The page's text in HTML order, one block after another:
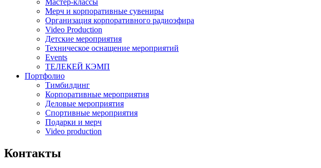
Мастер-классы
Мерч и корпоративные сувениры
Организация корпоративного радиоэфира
Video Production
Детские мероприятия
Техническое оснащение мероприятий
Events
ТЕЛЕКЕЙ КЭМП
Портфолио
Тимбилдинг
Корпоративные мероприятия
Деловые мероприятия
Спортивные мероприятия
Подарки и мерч
Video production
Контакты